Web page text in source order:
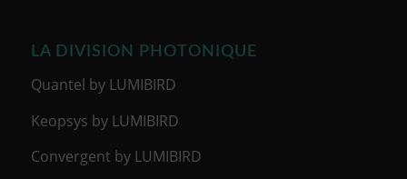
LA DIVISION PHOTONIQUE
Quantel by LUMIBIRD
Keopsys by LUMIBIRD
Convergent by LUMIBIRD